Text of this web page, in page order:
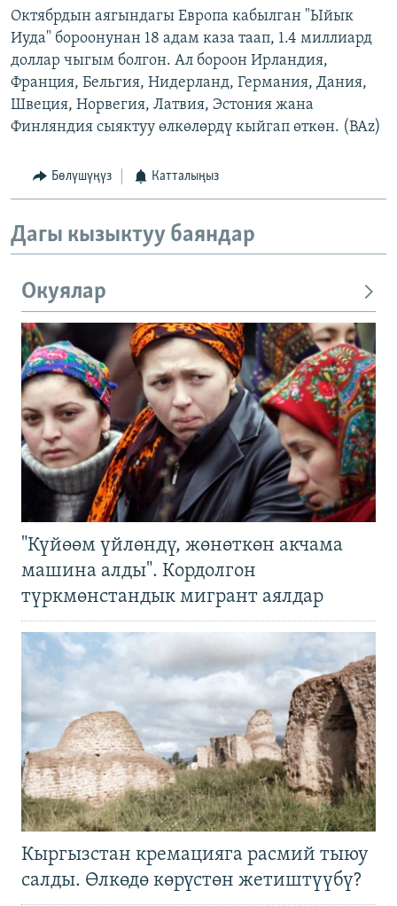
Октябрдын аягындагы Европа кабылган "Ыйык
Иуда" бороонунан 18 адам каза таап, 1.4 миллиард
доллар чыгым болгон. Ал бороон Ирландия,
Франция, Бельгия, Нидерланд, Германия, Дания,
Швеция, Норвегия, Латвия, Эстония жана
Финляндия сыяктуу өлкөлөрдү кыйгап өткөн. (BAz)
Бөлүшүңүз Катталыңыз
Дагы кызыктуу баяндар
Окуялар
"Күйөөм үйлөндү, жөнөткөн акчама
машина алды". Кордолгон
түркмөнстандык мигрант аялдар
Кыргызстан кремацияга расмий тыюу
салды. Өлкөдө көрүстөн жетиштүүбү?